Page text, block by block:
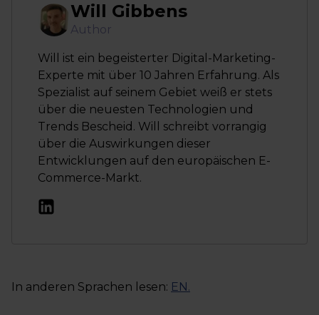
Will Gibbens
Author
Will ist ein begeisterter Digital-Marketing-
Experte mit über 10 Jahren Erfahrung. Als
Spezialist auf seinem Gebiet weiß er stets
über die neuesten Technologien und
Trends Bescheid. Will schreibt vorrangig
über die Auswirkungen dieser
Entwicklungen auf den europäischen E-
Commerce-Markt.
In anderen Sprachen lesen: EN .